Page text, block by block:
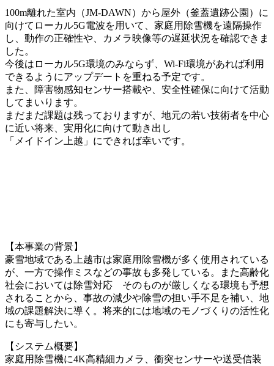
100m離れた室内（JM-DAWN）から屋外（釜蓋遺跡公園）に
向けてローカル5G電波を用いて、家庭用除雪機を遠隔操作
し、動作の正確性や、カメラ映像等の遅延状況を確認できま
した。
今後はローカル5G環境のみならず、Wi-Fi環境があれば利用
できるようにアップデートを重ねる予定です。
また、障害物感知センサー搭載や、安全性確保に向けて活動
してまいります。
まだまだ課題は残っておりますが、地元の若い技術者を中心
に近い将来、実用化に向けて動き出し
「メイドイン上越」にできれば幸いです。
【本事業の背景】
豪雪地域である上越市は家庭用除雪機が多く使用されている
が、一方で操作ミスなどの事故も多発している。また高齢化
社会においては除雪対応 そのものが厳しくなる環境も予想
されることから、事故の減少や除雪の担い手不足を補い、地
域の課題解決に導く。将来的には地域のモノづくりの活性化
にも寄与したい。
【システム概要】
家庭用除雪機に4K高精細カメラ、衝突センサーや送受信装